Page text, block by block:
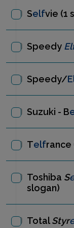
Selfvie (1
Speedy
Speedy/
Suzuki - B
Telfrance
Toshiba S
slogan)
TotalStyr